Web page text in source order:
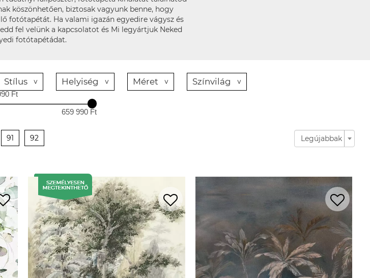
köszönhetően, biztosak vagyunk benne, hogy
fotótapétát. Ha valami igazán egyedire vágysz és
fel velünk a kapcsolatot és Mi legyártjuk Neked
fotótapétádat.
Stílus Helyiség Méret Színvilág
Ft
659 990 Ft
91 92 Legújabbak